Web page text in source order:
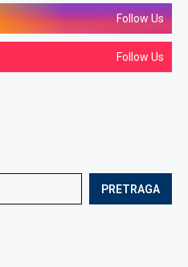
Follow Us
Follow Us
PRETRAGA